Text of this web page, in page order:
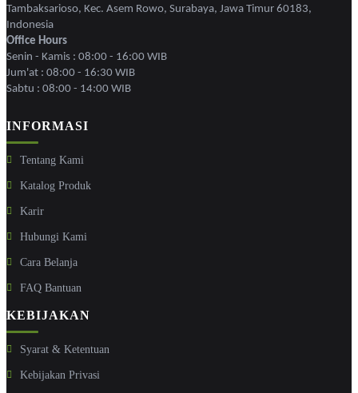
Tambaksarioso, Kec. Asem Rowo, Surabaya, Jawa Timur 60183,
Indonesia
Office Hours
Senin - Kamis : 08:00 - 16:00 WIB
Jum'at : 08:00 - 16:30 WIB
Sabtu : 08:00 - 14:00 WIB
INFORMASI
Tentang Kami
Katalog Produk
Karir
Hubungi Kami
Cara Belanja
FAQ Bantuan
KEBIJAKAN
Syarat & Ketentuan
Kebijakan Privasi